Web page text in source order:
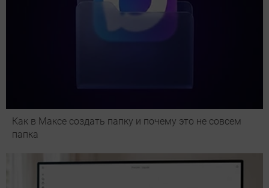
Как в Максе создать папку и почему это не совсем
папка